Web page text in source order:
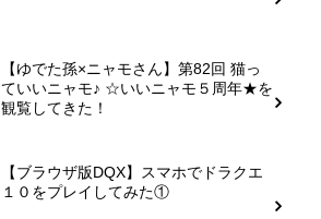
【ゆでた孫×ニャモさん】第82回 猫っ
ていいニャモ♪ ☆いいニャモ５周年★を
観覧してきた！
【ブラウザ版DQX】スマホでドラクエ
１０をプレイしてみた①